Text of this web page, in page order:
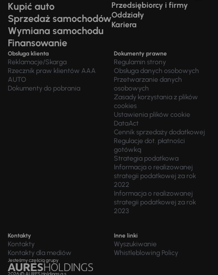
Kupić auto
Sprzedaż samochodów
Wymiana samochodu
Finansowanie
Przedsiębiorcy i firmy
Oddziały
Kariera
Obsługa klienta
Reklamacje/Skarga
Rzecznik praw klientów AAA
AUTO
Dokumenty do pobrania
Dokumenty prawne
Regulamin strony
Obsługa danych osobowych
Przetwarzanie danych
osobowych
Zasady korzystania z plików
cookies
Ustawienia plików cookie
DataAct
Cennik sprzedaży dodatkowej
Regulacje dot. płatności
gotówką
Strategia podatkowa
Informacja o realizowanej
strategii podatkowej za rok
2022
Informacja o realizowanej
strategii podatkowej za rok
2023
Kontakty
Kontakty
Kontakty dla mediów
Inne linki
Wyszukiwanie
Whistleblowing Policy
Jesteśmy częścią grupy